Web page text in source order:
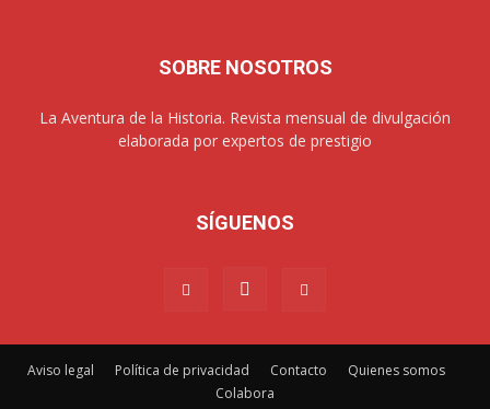
SOBRE NOSOTROS
La Aventura de la Historia. Revista mensual de divulgación
elaborada por expertos de prestigio
SÍGUENOS
Aviso legal Política de privacidad Contacto
Quienes somos
Colabora